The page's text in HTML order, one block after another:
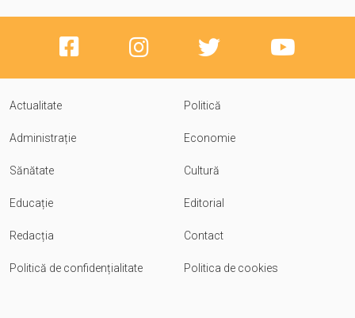
Actualitate Politică
Administrație Economie
Sănătate Cultură
Educație Editorial
Redacția Contact
Politică de confidențialitate Politica de cookies